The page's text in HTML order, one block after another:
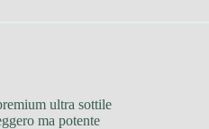
ultra sottile
ma potente